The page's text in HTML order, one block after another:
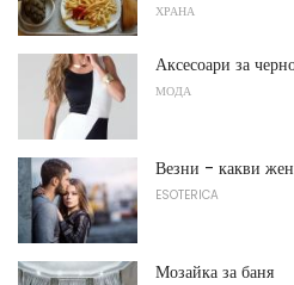
ХРАНА
Аксесоари за
МОДА
Везни - какви
ESOTERICA
Мозайка за баня